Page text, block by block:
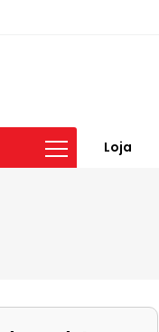
Loja